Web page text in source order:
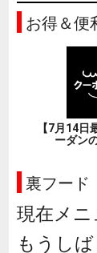
お得＆便
【7月14日
ーダン
裏フード
現在メニ
もうし